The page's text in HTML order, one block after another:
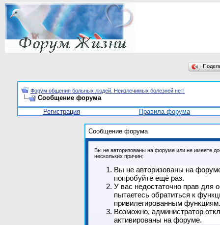
Форум общения больных людей. Неизлечимых болезней нет!
Сообщение форума
Регистрация
Правила форума
Сообщение форума
Вы не авторизованы на форуме или не имеете
нескольких причин:
Вы не авторизованы на
попробуйте ещё раз.
У вас недостаточно прав для
пытаетесь обратиться к
привилегированным функциям.
Возможно, администратор
активированы на форуме.